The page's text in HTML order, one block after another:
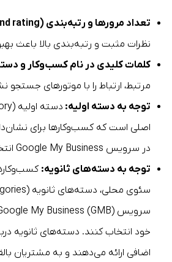
تعداد مرورها و رتبه‌بندی (Review count and rating):
نظرات مثبت و رتبه‌بندی بالا باعث
کلمات کلیدی در نام کسب‌وکار و
مرتبط، ارتباط را با موتورهای
توجه به دسته اولیه:
اصلی است که کسب‌وکارها برای
در سرویس Google My Business انتخاب می‌کنند.
توجه به دسته‌های ثانویه:
خود انتخاب کنند. دسته‌های ثانویه
اضافی ارائه می‌دهند و به مشتریان